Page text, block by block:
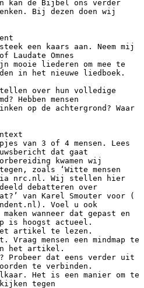
kan de Bijbel ons verder
Bij dezen doen wij
een kaars aan. Neem mij
Omnes
mooie liederen om mee te
in het nieuwe liedboek.
over hun volledige
Hebben mensen
op de achtergrond? Waar
van 3 of 4 mensen. Lees
dat gaat
kwamen wij
zoals ‘Witte mensen
via nrc.nl. Wij stellen hier
debatteren over
van Karel Smouter voor (
Voel u ook
wanneer dat gepast en
is hoogst actueel.
artikel te lezen.
mensen een mindmap te
het artikel.
Probeer dat eens verder uit
te verbinden.
Het is een manier om te
tegen